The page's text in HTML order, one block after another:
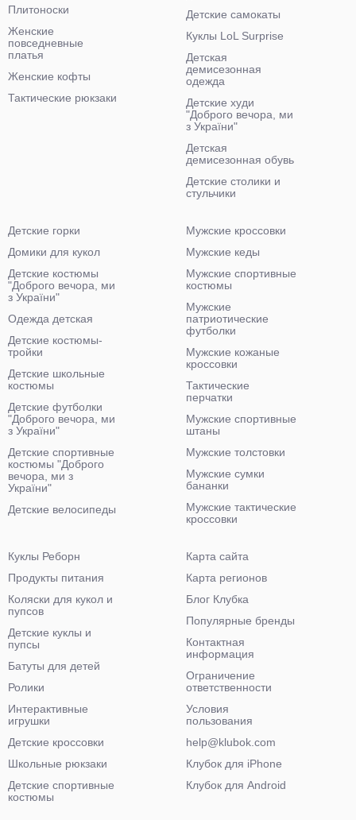
Плитоноски
Женские
повседневные
платья
Женские кофты
Тактические рюкзаки
Детские самокаты
Куклы LoL Surprise
Детская
демисезонная
одежда
Детские худи
"Доброго вечора, ми
з України"
Детская
демисезонная обувь
Детские столики и
стульчики
Детские горки
Домики для кукол
Детские костюмы
"Доброго вечора, ми
з України"
Одежда детская
Детские костюмы-
тройки
Детские школьные
костюмы
Детские футболки
"Доброго вечора, ми
з України"
Детские спортивные
костюмы "Доброго
вечора, ми з
України"
Детские велосипеды
Мужские кроссовки
Мужские кеды
Мужские спортивные
костюмы
Мужские
патриотические
футболки
Мужские кожаные
кроссовки
Тактические
перчатки
Мужские спортивные
штаны
Мужские толстовки
Мужские сумки
бананки
Мужские тактические
кроссовки
Куклы Реборн
Продукты питания
Коляски для кукол и
пупсов
Детские куклы и
пупсы
Батуты для детей
Ролики
Интерактивные
игрушки
Детские кроссовки
Школьные рюкзаки
Детские спортивные
костюмы
Карта сайта
Карта регионов
Блог Клубка
Популярные бренды
Контактная
информация
Ограничение
ответственности
Условия
пользования
help@klubok.com
Клубок для iPhone
Клубок для Android